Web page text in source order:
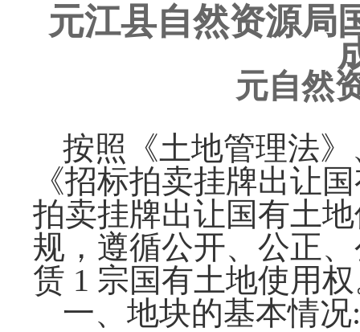
元江县自然资源局
元自然
按照《土地管理法
《招标拍卖挂牌出让
拍卖挂牌出让国有土
规，遵循公开、公正
赁 1 宗国有土地使用
一、地块的基本情况